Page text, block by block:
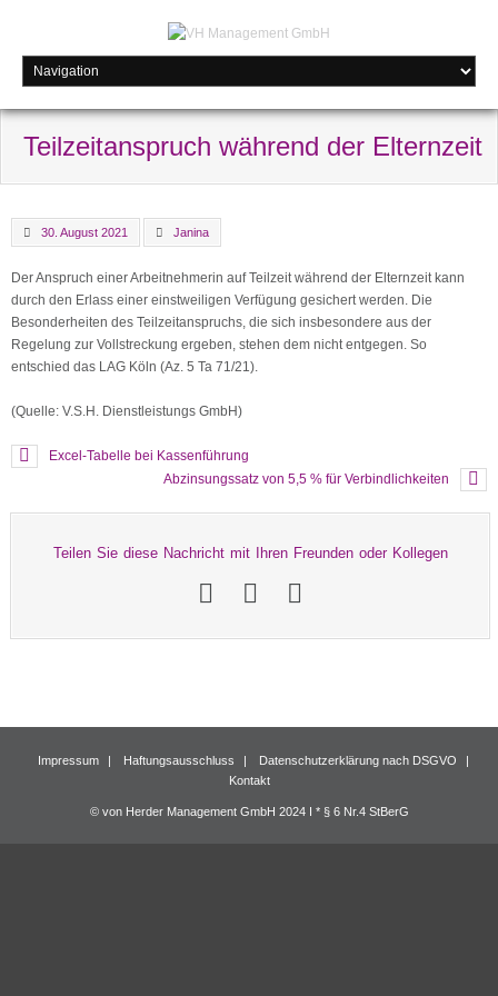
Teilzeitanspruch während der Elternzeit
30. August 2021 Janina
Der Anspruch einer Arbeitnehmerin auf Teilzeit während der Elternzeit kann
durch den Erlass einer einstweiligen Verfügung gesichert werden. Die
Besonderheiten des Teilzeitanspruchs, die sich insbesondere aus der
Regelung zur Vollstreckung ergeben, stehen dem nicht entgegen. So
entschied das LAG Köln (Az. 5 Ta 71/21).
(Quelle: V.S.H. Dienstleistungs GmbH)
Excel-Tabelle bei Kassenführung
Abzinsungssatz von 5,5 % für Verbindlichkeiten
Teilen Sie diese Nachricht mit Ihren Freunden oder Kollegen
Impressum Haftungsausschluss
Datenschutzerklärung nach DSGVO
Kontakt
© von Herder Management GmbH 2024 I * § 6 Nr.4 StBerG